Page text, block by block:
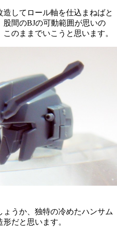
してロール軸を仕込まねばと
間のBJの可動範囲が思いの
のままでいこうと思います。
うか、独特の冷めたハンサム
だと思います。